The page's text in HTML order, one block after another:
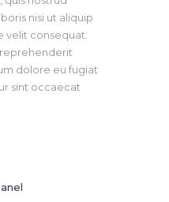
nisi ut aliquip
consequat.
dolore eu fugiat
sint occaecat